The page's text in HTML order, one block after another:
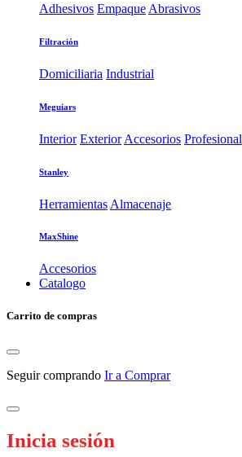
Adhesivos Empaque Abrasivos
Filtración
Domiciliaria Industrial
Meguiars
Interior Exterior Accesorios Profesional
Stanley
Herramientas Almacenaje
MaxShine
Accesorios
Catalogo
Carrito de compras
Seguir comprando Ir a Comprar
Inicia sesión